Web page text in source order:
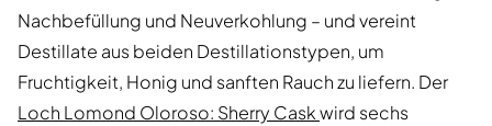
Nachbefüllung und Neuverkohlung – und vereint
Destillate aus beiden Destillationstypen, um
Fruchtigkeit, Honig und sanften Rauch zu liefern. Der
Loch Lomond Oloroso: Sherry Caskwird sechs